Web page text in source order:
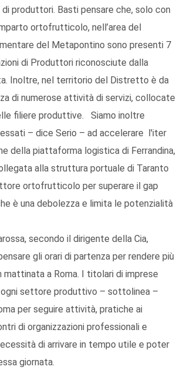
di produttori. Basti pensare che, solo con
ortofrutticolo, nell’area del
del Metapontino sono presenti 7
di Produttori riconosciute dalla
Inoltre, nel territorio del Distretto è da
di numerose attività di servizi, collocate
filiere produttive. Siamo inoltre
– dice Serio – ad accelerare l'iter
della piattaforma logistica di Ferrandina,
alla struttura portuale di Taranto
ortofrutticolo per superare il gap
è una debolezza e limita le potenzialità
secondo il dirigente della Cia,
gli orari di partenza per rendere più
mattinata a Roma. I titolari di imprese
settore produttivo – sottolinea –
per seguire attività, pratiche ai
di organizzazioni professionali e
di arrivare in tempo utile e poter
giornata.